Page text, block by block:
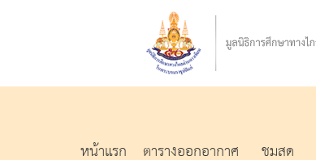
หน้าแรก ตารางออกอากาศ ชมสด